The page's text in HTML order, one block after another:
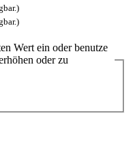
Wert ein oder benutze
oder zu